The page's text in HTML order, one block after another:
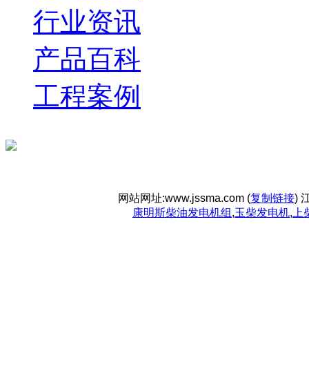
行业资讯
产品百科
工程案例
网站网址:www.jssma.com (复制链接)
康明斯柴油发电机组 ,玉柴发电机,